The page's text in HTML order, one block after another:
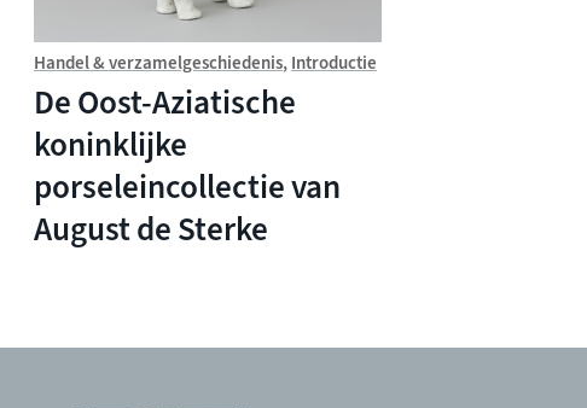
Handel & verzamelgeschiedenis Introductie
De Oost-Aziatische
koninklijke
porseleincollectie van
August de Sterke